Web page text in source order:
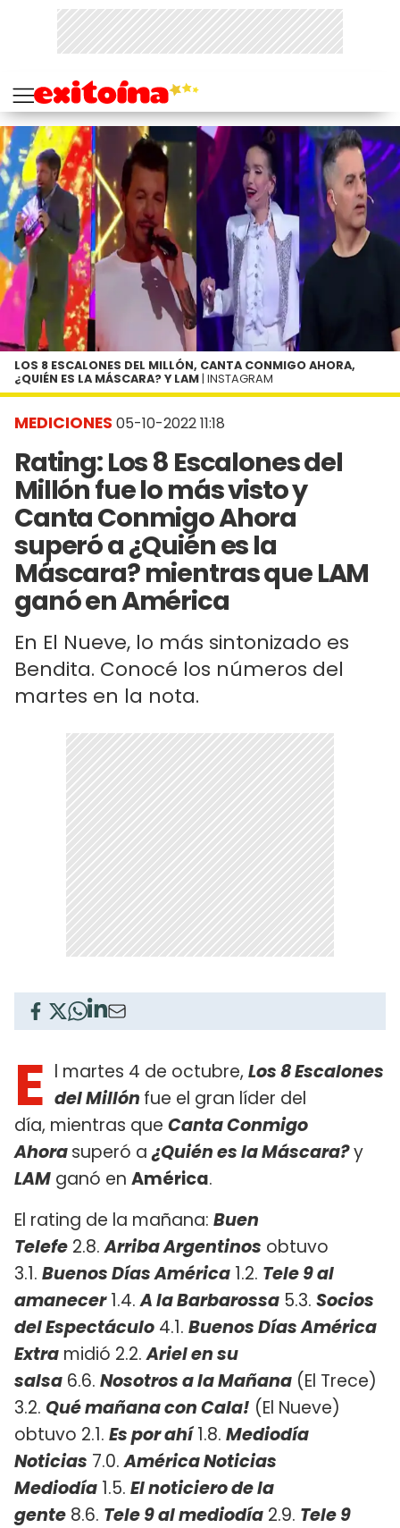
MEDICIONES 05-10-2022 11:18
Rating: Los 8 Escalones del
Millón fue lo más visto y
Canta Conmigo Ahora
superó a ¿Quién es la
Máscara? mientras que LAM
ganó en América
En El Nueve, lo más sintonizado es
Bendita. Conocé los números del
martes en la nota.
LOS 8 ESCALONES DEL MILLÓN, CANTA CONMIGO AHORA,
¿QUIÉN ES LA MÁSCARA? Y LAM | INSTAGRAM
E l martes 4 de octubre, Los 8 Escalones
del Millón fue el gran líder del
día, mientras que Canta Conmigo
Ahorasuperó a¿Quién es la Máscara?y
LAM ganó en América.
El rating de la mañana: Buen
Telefe 2.8.Arriba Argentinos obtuvo
3.1. Buenos Días América 1.2. Tele 9 al
amanecer1.4.A la Barbarossa 5.3. Socios
del Espectáculo 4.1. Buenos Días América
Extra midió 2.2.Ariel en su
salsa 6.6. Nosotros a la Mañana (El Trece)
3.2. Qué mañana con Cala! (El Nueve)
obtuvo 2.1. Es por ahí1.8. Mediodía
Noticias 7.0.América Noticias
Mediodía 1.5. El noticiero de la
gente 8.6. Tele 9 al mediodía 2.9. Tele 9